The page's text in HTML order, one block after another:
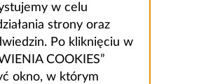
w celu
strony oraz
Po kliknięciu w
COOKIES”
okno, w którym